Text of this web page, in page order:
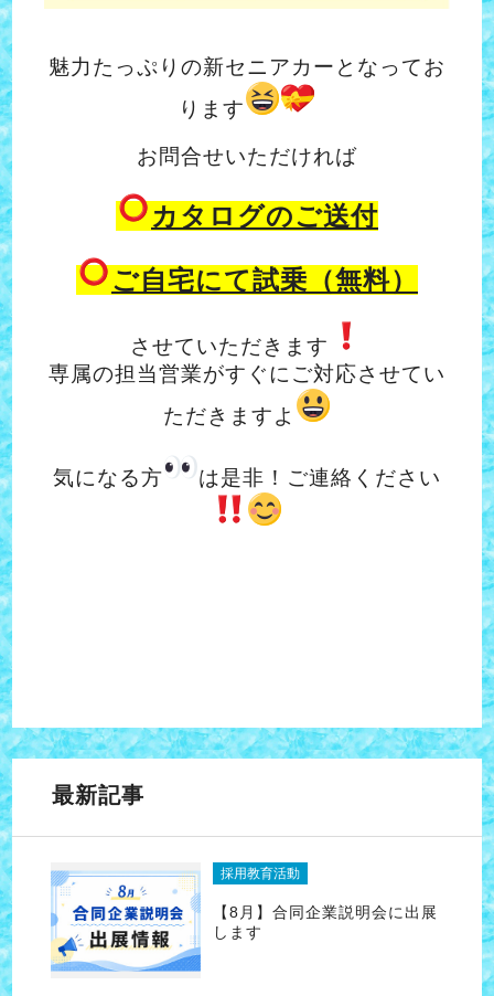
魅力たっぷりの新セニアカーとなってお
ります
お問合せいただければ
カタログのご送付
ご自宅にて試乗（無料）
させていただきます
専属の担当営業がすぐにご対応させてい
ただきますよ
気になる方 は是非！ご連絡ください
最新記事
採用教育活動
【8月】合同企業説明会に出展
します